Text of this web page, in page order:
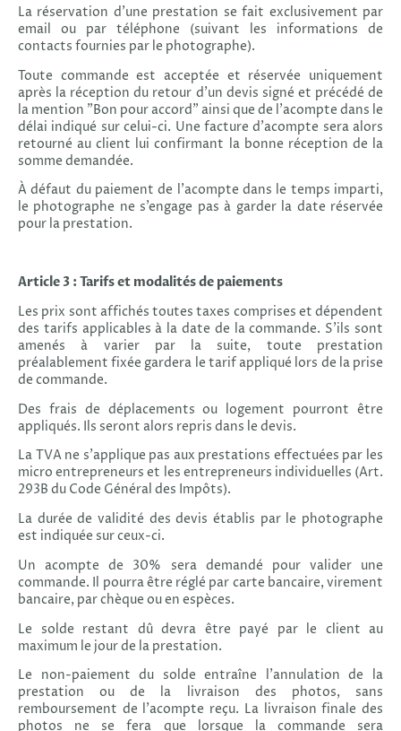
La réservation d’une prestation se fait exclusivement par
email ou par téléphone (suivant les informations de
contacts fournies par le photographe).
Toute commande est acceptée et réservée uniquement
après la réception du retour d’un devis signé et précédé de
la mention "Bon pour accord" ainsi que de l’acompte dans le
délai indiqué sur celui-ci. Une facture d’acompte sera alors
retourné au client lui confirmant la bonne réception de la
somme demandée.
À défaut du paiement de l'acompte dans le temps imparti,
le photographe ne s’engage pas à garder la date réservée
pour la prestation.
Article 3 : Tarifs et modalités de paiements
Les prix sont affichés toutes taxes comprises et dépendent
des tarifs applicables à la date de la commande. S'ils sont
amenés à varier par la suite, toute prestation
préalablement fixée gardera le tarif appliqué lors de la prise
de commande.
Des frais de déplacements ou logement pourront être
appliqués. Ils seront alors repris dans le devis.
La TVA ne s’applique pas aux prestations effectuées par les
micro entrepreneurs et les entrepreneurs individuelles (Art.
293B du Code Général des Impôts).
La durée de validité des devis établis par le photographe
est indiquée sur ceux-ci.
Un acompte de 30% sera demandé pour valider une
commande. Il pourra être réglé par carte bancaire, virement
bancaire, par chèque ou en espèces.
Le solde restant dû devra être payé par le client au
maximum le jour de la prestation.
Le non-paiement du solde entraîne l’annulation de la
prestation ou de la livraison des photos, sans
remboursement de l’acompte reçu. La livraison finale des
photos ne se fera que lorsque la commande sera